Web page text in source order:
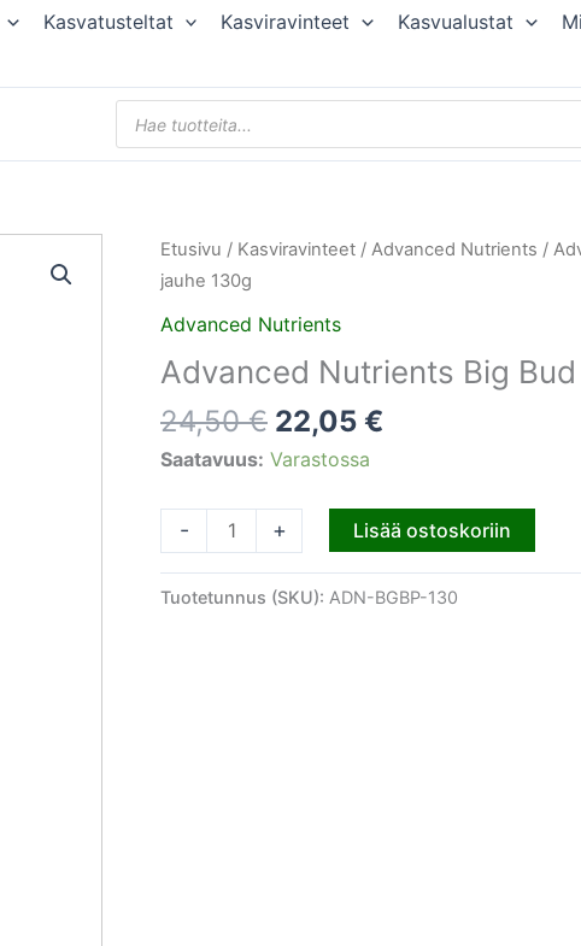
Kasvatusteltat Kasviravinteet Kasvualustat
Products
search
Etusivu / Kasviravinteet / Advanced Nutrients /
jauhe 130g
Advanced Nutrients
Advanced Nutrients Big
24,50€
Alkuperäinen
oli:
24,50 €.
22,05 €
Nykyinen
Saatavuus: Varastossa
-
Advanced
Nutrients
Big
jauhe
130g
määrä
+ Lisää ostoskoriin
Tuotetunnus (SKU): ADN-BGBP-130